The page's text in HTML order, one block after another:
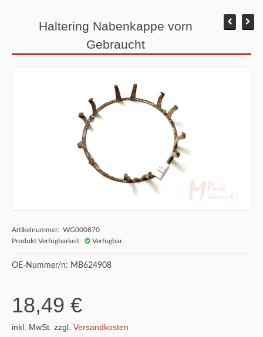
Haltering Nabenkappe vorn
Gebraucht
Artikelnummer: WG000870
Produkt Verfügbarkeit:
Verfügbar
OE-Nummer/n: MB624908
18,49 €
inkl. MwSt. zzgl. Versandkosten